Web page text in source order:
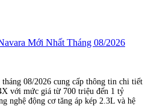
Mới Nhất Tháng 08/2026
08/2026 cung cấp thông tin chi tiết
với mức giá từ 700 triệu đến 1 tỷ
nghệ động cơ tăng áp kép 2.3L và hệ